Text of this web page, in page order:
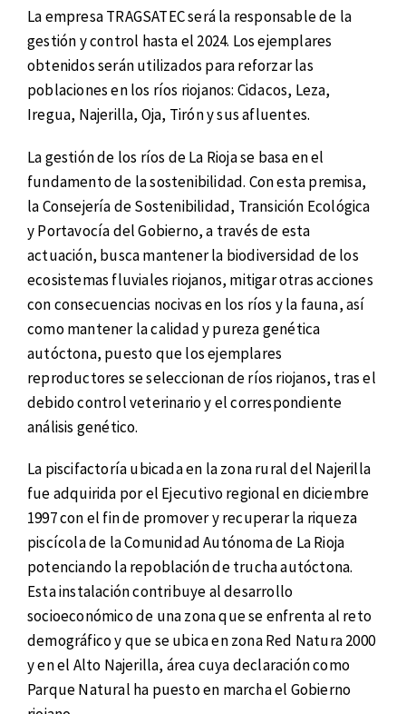
La empresa TRAGSATEC será la responsable de la
gestión y control hasta el 2024. Los ejemplares
obtenidos serán utilizados para reforzar las
poblaciones en los ríos riojanos: Cidacos, Leza,
Iregua, Najerilla, Oja, Tirón y sus afluentes.
La gestión de los ríos de La Rioja se basa en el
fundamento de la sostenibilidad. Con esta premisa,
la Consejería de Sostenibilidad, Transición Ecológica
y Portavocía del Gobierno, a través de esta
actuación, busca mantener la biodiversidad de los
ecosistemas fluviales riojanos, mitigar otras acciones
con consecuencias nocivas en los ríos y la fauna, así
como mantener la calidad y pureza genética
autóctona, puesto que los ejemplares
reproductores se seleccionan de ríos riojanos, tras el
debido control veterinario y el correspondiente
análisis genético.
La piscifactoría ubicada en la zona rural del Najerilla
fue adquirida por el Ejecutivo regional en diciembre
1997 con el fin de promover y recuperar la riqueza
piscícola de la Comunidad Autónoma de La Rioja
potenciando la repoblación de trucha autóctona.
Esta instalación contribuye al desarrollo
socioeconómico de una zona que se enfrenta al reto
demográfico y que se ubica en zona Red Natura 2000
y en el Alto Najerilla, área cuya declaración como
Parque Natural ha puesto en marcha el Gobierno